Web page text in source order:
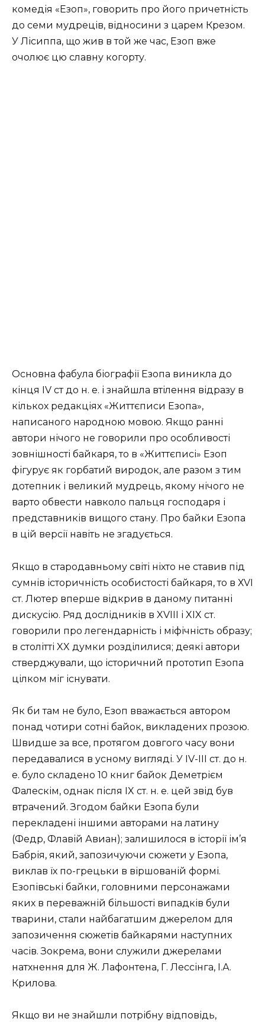
комедія «Езоп», говорить про його причетність
до семи мудреців, відносини з царем Крезом.
У Лісиппа, що жив в той же час, Езоп вже
очолює цю славну когорту.
Основна фабула біографії Езопа виникла до
кінця IV ст до н. е. і знайшла втілення відразу в
кількох редакціях «Життєписи Езопа»,
написаного народною мовою. Якщо ранні
автори нічого не говорили про особливості
зовнішності байкаря, то в «Життєписі» Езоп
фігурує як горбатий виродок, але разом з тим
дотепник і великий мудрець, якому нічого не
варто обвести навколо пальця господаря і
представників вищого стану. Про байки Езопа
в цій версії навіть не згадується.
Якщо в стародавньому світі ніхто не ставив під
сумнів історичність особистості байкаря, то в ХVI
ст. Лютер вперше відкрив в даному питанні
дискусію. Ряд дослідників в XVIII і XIX ст.
говорили про легендарність і міфічність образу;
в столітті XX думки розділилися; деякі автори
стверджували, що історичний прототип Езопа
цілком міг існувати.
Як би там не було, Езоп вважається автором
понад чотири сотні байок, викладених прозою.
Швидше за все, протягом довгого часу вони
передавалися в усному вигляді. У IV-III ст. до н.
е. було складено 10 книг байок Деметрієм
Фалескім, однак після IX ст. н. е. цей звід був
втрачений. Згодом байки Езопа були
перекладені іншими авторами на латину
(Федр, Флавій Авиан); залишилося в історії ім’я
Бабрія, який, запозичуючи сюжети у Езопа,
виклав їх по-грецьки в віршованій формі.
Езопівські байки, головними персонажами
яких в переважній більшості випадків були
тварини, стали найбагатшим джерелом для
запозичення сюжетів байкарями наступних
часів. Зокрема, вони служили джерелами
натхнення для Ж. Лафонтена, Г. Лессінга, І.А.
Крилова.
Якщо ви не знайшли потрібну відповідь,